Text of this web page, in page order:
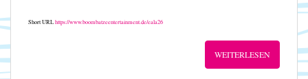
Short URLhttps://www.boombatzeentertainment.de/eala26
WEITERLESEN